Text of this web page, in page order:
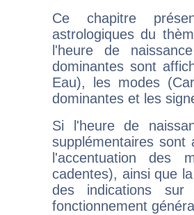
Ce chapitre
astrologiques du
l'heure de
dominantes sont
Eau), les modes
dominantes et les
Si l'heure de
supplémentaires sont
l'accentuation des
cadentes), ainsi que
des indications sur
fonctionnement